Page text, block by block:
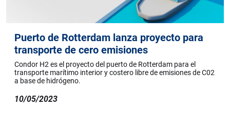
Puerto de Rotterdam lanza proyecto para
transporte de cero emisiones
Condor H2 es el proyecto del puerto de Rotterdam para el
transporte marítimo interior y costero libre de emisiones de C02
a base de hidrógeno.
10/05/2023